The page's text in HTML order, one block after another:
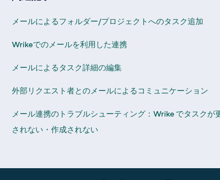
メールによるフォルダー/プロジェクトへのタスク追加
Wrikeでのメールを利用した連携
メールによるタスク詳細の編集
外部リクエスト者とのメールによるコミュニケーション
メール連携のトラブルシューティング：Wrike でタスクが
されない・作成されない